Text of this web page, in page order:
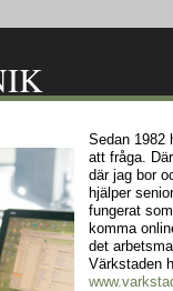
Sedan 1982
att fråga.
där jag bor
hjälper
fungerat
komma
det
Värkstaden